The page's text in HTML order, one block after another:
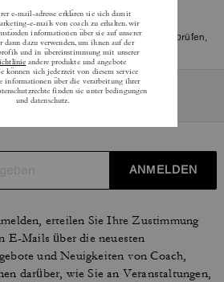
wie wir unsere Bewertungen überprüfen,
finden Siehier.
ANMELDEN
erteilen Sie Ihre Zustimmung
E-Mails über die neuesten
und Neuigkeiten von Coach,
darüber, wie Sie an Veranstaltungen,